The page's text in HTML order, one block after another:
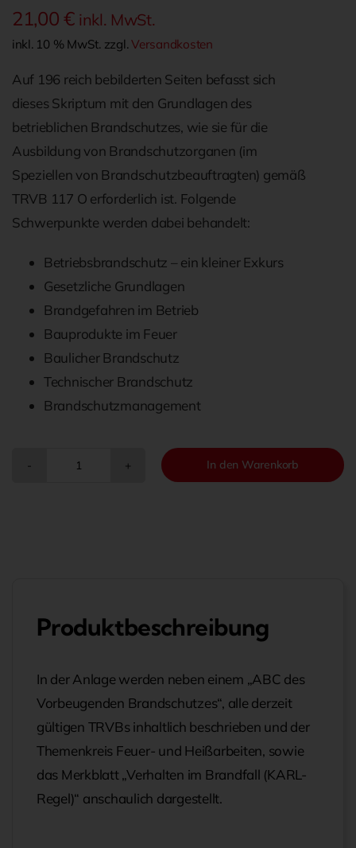
21,00 € inkl. MwSt.
inkl. 10 % MwSt. zzgl.Versandkosten
Auf 196 reich bebilderten Seiten befasst sich
dieses Skriptum mit den Grundlagen des
betrieblichen Brandschutzes, wie sie für die
Ausbildung von Brandschutzorganen (im
Speziellen von Brandschutzbeauftragten) gemäß
TRVB 117 O erforderlich ist. Folgende
Schwerpunkte werden dabei behandelt:
Betriebsbrandschutz – ein kleiner Exkurs
Gesetzliche Grundlagen
Brandgefahren im Betrieb
Bauprodukte im Feuer
Baulicher Brandschutz
Technischer Brandschutz
Brandschutzmanagement
2
In den Warenkorb
Produktbeschreibung
In der Anlage werden neben einem „ABC des
Vorbeugenden Brandschutzes“, alle derzeit
gültigen TRVBs inhaltlich beschrieben und der
Themenkreis Feuer- und Heißarbeiten, sowie
das Merkblatt „Verhalten im Brandfall (KARL-
Regel)“ anschaulich dargestellt.